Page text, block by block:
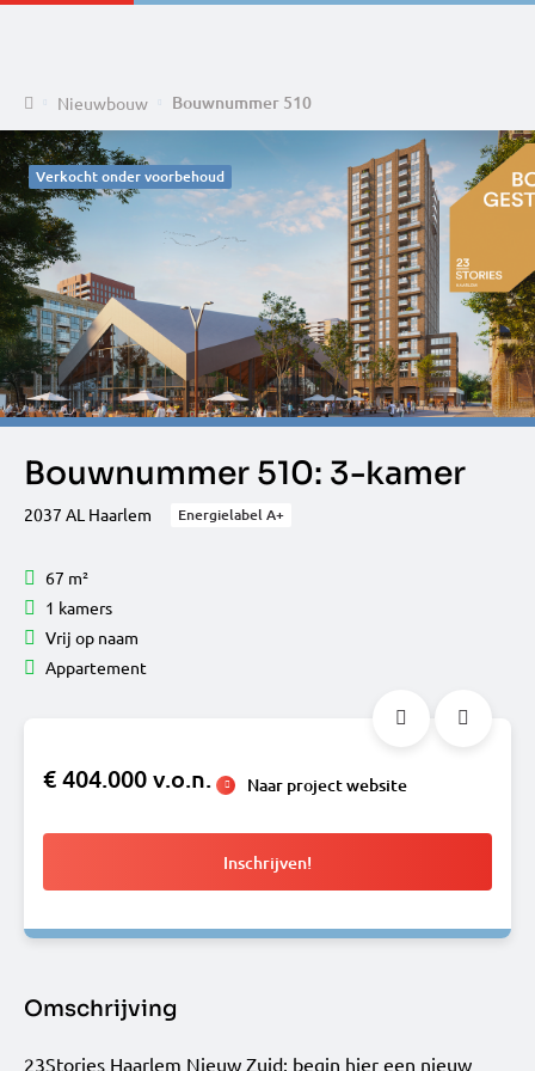
HomeNieuwbouw Bouwnummer 510
Verkocht onder voorbehoud
Bouwnummer 510: 3-kamer
2037 AL Haarlem Energielabel A+
67 m²
1 kamers
Vrij op naam
Appartement
€ 404.000 v.o.n. Naar project website
Inschrijven!
Omschrijving
23Stories Haarlem Nieuw Zuid: begin hier een nieuw